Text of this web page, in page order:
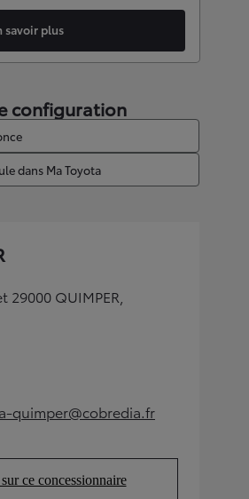
savoir plus
configuration
dans Ma Toyota
29000 QUIMPER,
tab)
quimper@cobredia.fr
(Opens in new tab)
ce concessionnaire
(Opens in new tab)